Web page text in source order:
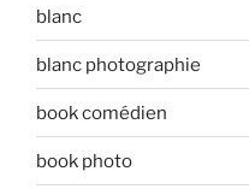
blanc
blanc photographie
book comédien
book photo